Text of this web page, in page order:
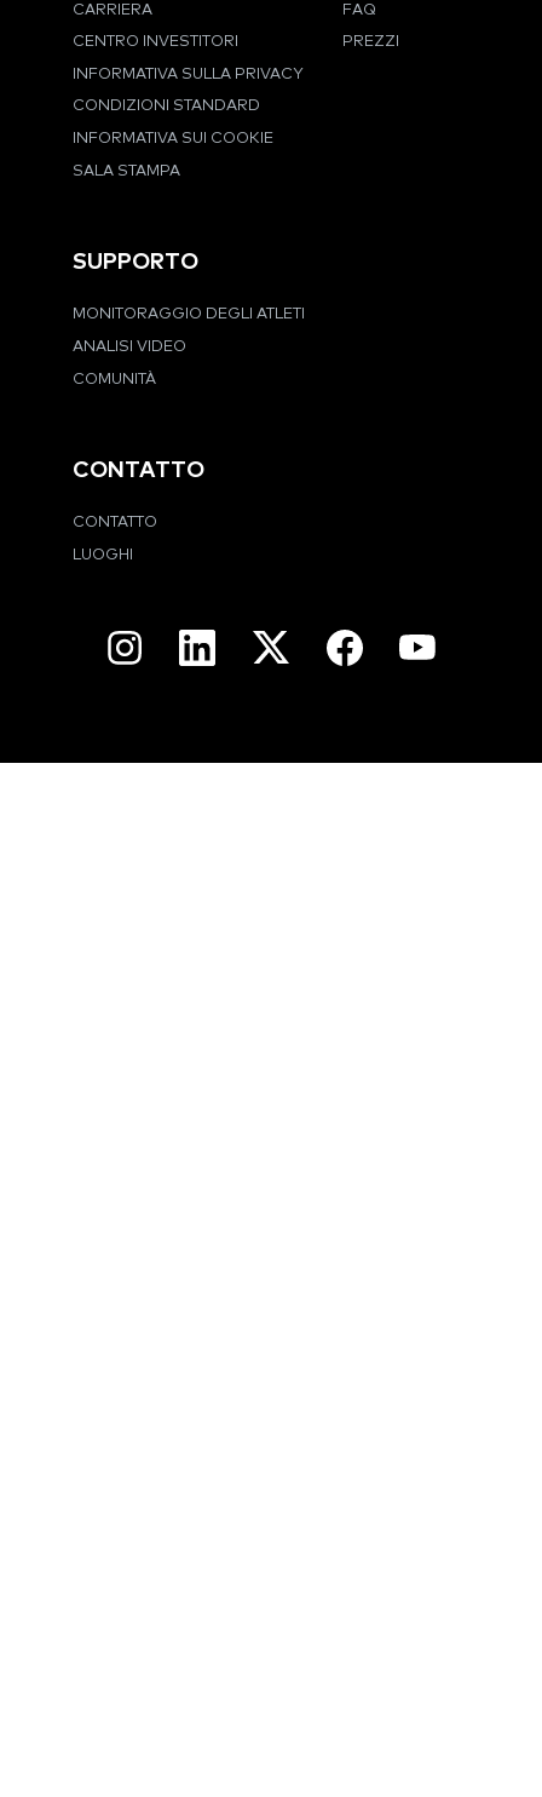
CARRIERA
CENTRO INVESTITORI
INFORMATIVA SULLA PRIVACY
CONDIZIONI STANDARD
INFORMATIVA SUI COOKIE
SALA STAMPA
FAQ
PREZZI
SUPPORTO
MONITORAGGIO DEGLI ATLETI
ANALISI VIDEO
COMUNITÀ
CONTATTO
CONTATTO
LUOGHI